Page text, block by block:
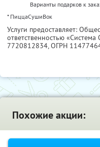
Варианты подарков к
* ПиццаСушиВок
Услуги предоставляет:
ответственностью
7720812834, ОГРН
Похожие акции: